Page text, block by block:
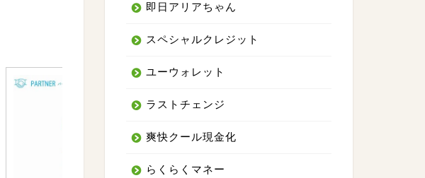
即日アリアちゃん
スペシャルクレジット
ユーウォレット
ラストチェンジ
爽快クール現金化
らくらくマネー